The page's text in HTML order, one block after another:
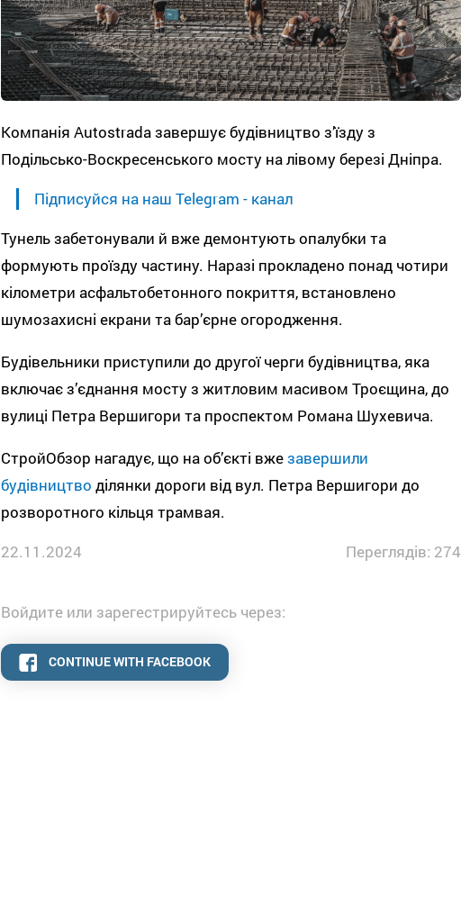
Компанія Autostrada завершує будівництво з’їзду з
Подільсько-Воскресенського мосту на лівому березі Дніпра.
Підписуйся на наш Telegram - канал
Тунель забетонували й вже демонтують опалубки та
формують проїзду частину. Наразі прокладено понад чотири
кілометри асфальтобетонного покриття, встановлено
шумозахисні екрани та бар’єрне огородження.
Будівельники приступили до другої черги будівництва, яка
включає з’єднання мосту з житловим масивом Троєщина, до
вулиці Петра Вершигори та проспектом Романа Шухевича.
СтройОбзор нагадує, що на об’єкті вжезавершили
будівництво ділянки дороги від вул. Петра Вершигори до
розворотного кільця трамвая.
22.11.2024
Переглядів: 274
Войдите или зарегестрируйтесь через:
CONTINUE WITH FACEBOOK